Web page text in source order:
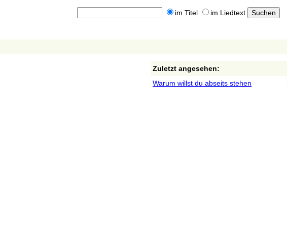
im Titel im Liedtext
Zuletzt angesehen:
Warum willst du abseits stehen